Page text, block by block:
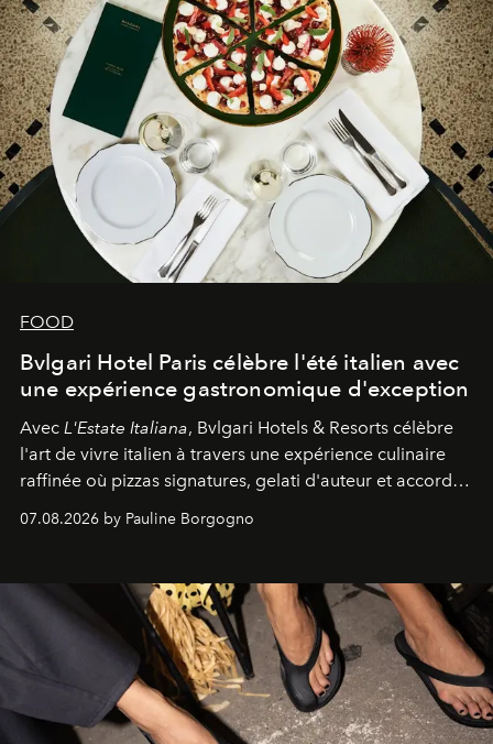
FOOD
Bvlgari Hotel Paris célèbre l'été italien avec
une expérience gastronomique d'exception
Avec L'Estate Italiana, Bvlgari Hotels & Resorts célèbre
l'art de vivre italien à travers une expérience culinaire
raffinée où pizzas signatures, gelati d'auteur et accords
d'exception composent un véritable voyage sensoriel.
07.08.2026 by Pauline Borgogno